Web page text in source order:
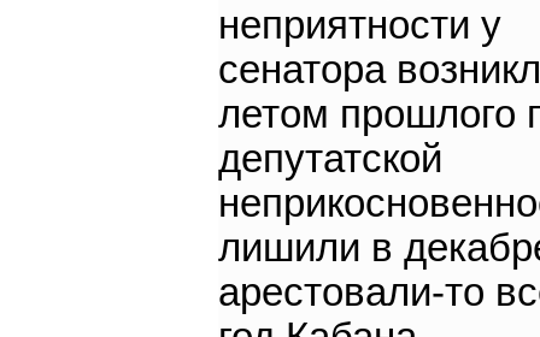
неприятности у
сенатора
летом прошлого
депутатской
лишили в
арестовали-то